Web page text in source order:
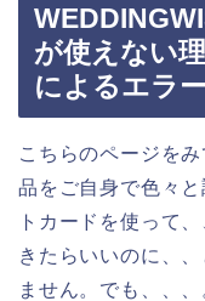
が使えない
によるエラー
こちらのページを
品をご自身で色々
トカードを使って
きたらいいのに、
ません。でも、、、